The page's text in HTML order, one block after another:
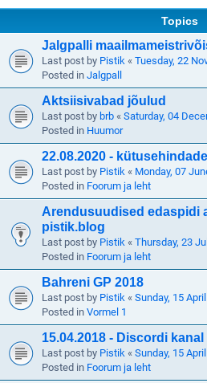
Topics
Jalgpalli
Last post by Pistik « Tuesday, 22
Posted in Jalgpall
Aktsiisivabad jõulud
Last post by brb « Saturday, 04
Posted in Huumor
22.08.2020 -
Last post by Pistik « Monday, 07
Posted in Foorum ja leht
Arendusuudised edaspidi
pistik.blog
Last post by Pistik « Thursday, 23
Posted in Foorum ja leht
Bahreni GP 2018
Last post by Pistik « Sunday, 15
Posted in Vormel 1
15.04.2018 - Discordi kanal
Last post by Pistik « Sunday, 15
Posted in Foorum ja leht